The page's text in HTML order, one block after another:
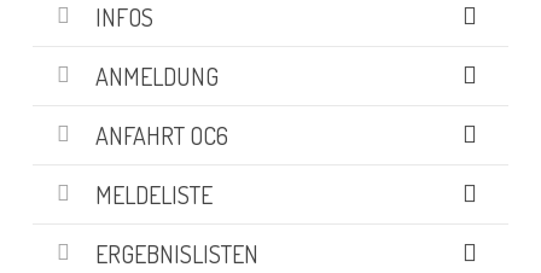
INFOS
ANMELDUNG
ANFAHRT OC6
MELDELISTE
ERGEBNISLISTEN